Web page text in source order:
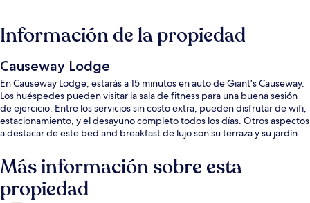
Información de la propiedad
Causeway Lodge
En Causeway Lodge, estarás a 15 minutos en auto de Giant's Causeway.
Los huéspedes pueden visitar la sala de fitness para una buena sesión
de ejercicio. Entre los servicios sin costo extra, pueden disfrutar de wifi,
estacionamiento, y el desayuno completo todos los días. Otros aspectos
a destacar de este bed and breakfast de lujo son su terraza y su jardín.
Más información sobre esta
propiedad